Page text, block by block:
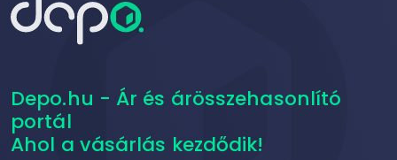
Depo.hu - Ár és árösszehasonlító
portál
Ahol a vásárlás kezdődik!